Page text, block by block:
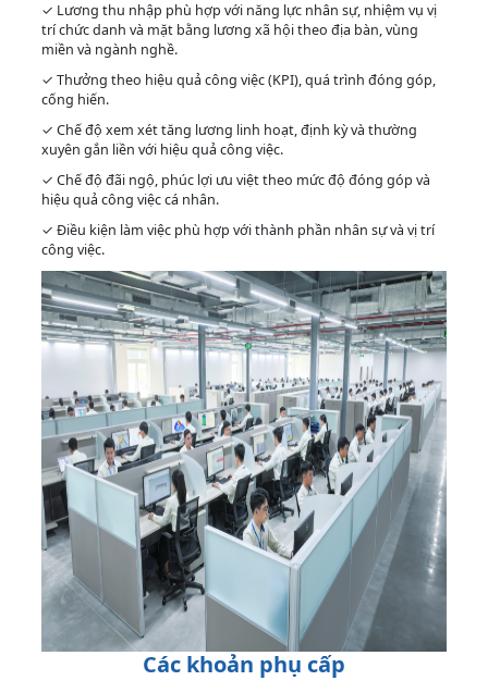
✓ Lương thu nhập phù hợp với năng lực nhân sự, nhiệm vụ vị
trí chức danh và mặt bằng lương xã hội theo địa bàn, vùng
miền và ngành nghề.
✓ Thưởng theo hiệu quả công việc (KPI), quá trình đóng góp,
cống hiến.
✓ Chế độ xem xét tăng lương linh hoạt, định kỳ và thường
xuyên gắn liền với hiệu quả công việc.
✓ Chế độ đãi ngộ, phúc lợi ưu việt theo mức độ đóng góp và
hiệu quả công việc cá nhân.
✓ Điều kiện làm việc phù hợp với thành phần nhân sự và vị trí
công việc.
Các khoản phụ cấp